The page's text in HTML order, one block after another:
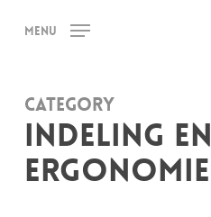
Menu
Category
Indeling en
ergonomie